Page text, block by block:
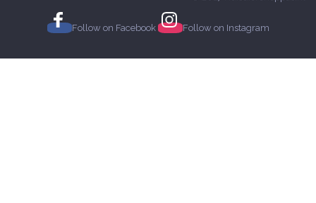
Follow on Facebook Follow on Instagram